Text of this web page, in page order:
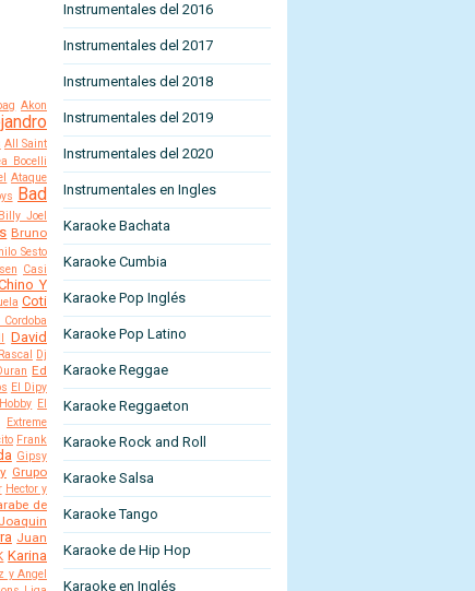
Akon
All Saint
Bocelli
Ataque
Bad
Billy Joel
Bruno
Sesto
Casi
Y
Coti
David
Dj
Ed
El Dipy
El
Extreme
Frank
Gipsy
Grupo
Hector y
de
Joaquin
Juan
Karina
y Angel
Instrumentales del 2016
Instrumentales del 2017
Instrumentales del 2018
Instrumentales del 2019
Instrumentales del 2020
Instrumentales en Ingles
Karaoke Bachata
Karaoke Cumbia
Karaoke Pop Inglés
Karaoke Pop Latino
Karaoke Reggae
Karaoke Reggaeton
Karaoke Rock and Roll
Karaoke Salsa
Karaoke Tango
Karaoke de Hip Hop
Karaoke en Inglés